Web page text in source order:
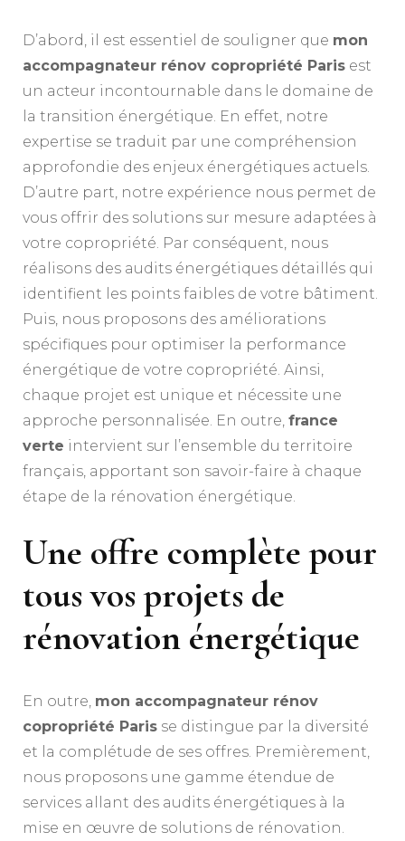
D’abord, il est essentiel de souligner que mon
accompagnateur rénov copropriété Paris est
un acteur incontournable dans le domaine de
la transition énergétique. En effet, notre
expertise se traduit par une compréhension
approfondie des enjeux énergétiques actuels.
D’autre part, notre expérience nous permet de
vous offrir des solutions sur mesure adaptées à
votre copropriété. Par conséquent, nous
réalisons des audits énergétiques détaillés qui
identifient les points faibles de votre bâtiment.
Puis, nous proposons des améliorations
spécifiques pour optimiser la performance
énergétique de votre copropriété. Ainsi,
chaque projet est unique et nécessite une
approche personnalisée. En outre, france
verte intervient sur l’ensemble du territoire
français, apportant son savoir-faire à chaque
étape de la rénovation énergétique.
Une offre complète pour
tous vos projets de
rénovation énergétique
En outre, mon accompagnateur rénov
copropriété Paris se distingue par la diversité
et la complétude de ses offres. Premièrement,
nous proposons une gamme étendue de
services allant des audits énergétiques à la
mise en œuvre de solutions de rénovation.